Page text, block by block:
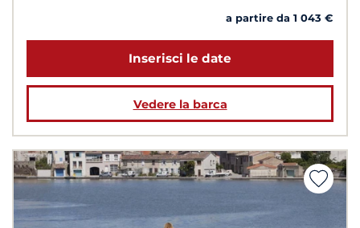
a partire da 1 043 €
Inserisci le date
Vedere la barca